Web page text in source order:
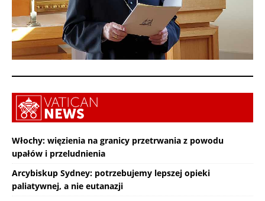
Włochy: więzienia na granicy przetrwania z powodu
upałów i przeludnienia
Arcybiskup Sydney: potrzebujemy lepszej opieki
paliatywnej, a nie eutanazji